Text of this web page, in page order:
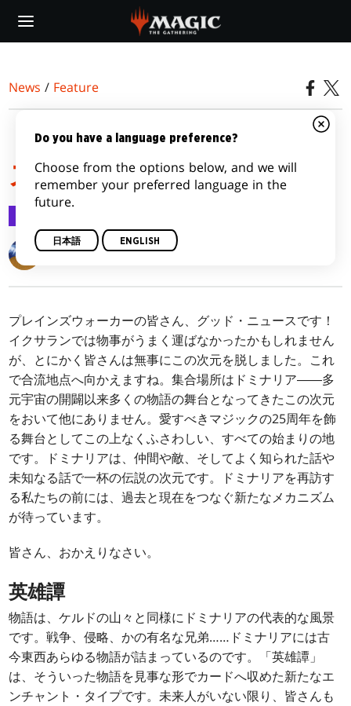
main
News / Feature
『ドミナリア』のメカニ
ズム
Matt Tabak
プレインズウォーカーの皆さん、グッド・ニュースです！
イクサランでは物事がうまく運ばなかったかもしれません
が、とにかく皆さんは無事にこの次元を脱しました。これ
で合流地点へ向かえますね。集合場所はドミナリア――多
元宇宙の開闢以来多くの物語の舞台となってきたこの次元
をおいて他にありません。愛すべきマジックの25周年を飾
る舞台としてこの上なくふさわしい、すべての始まりの地
です。ドミナリアは、仲間や敵、そしてよく知られた話や
未知なる話で一杯の伝説の次元です。ドミナリアを再訪す
る私たちの前には、過去と現在をつなぐ新たなメカニズム
が待っています。
皆さん、おかえりなさい。
英雄譚
物語は、ケルドの山々と同様にドミナリアの代表的な風景
です。戦争、侵略、かの有名な兄弟……ドミナリアには古
今東西あらゆる物語が詰まっているのです。「英雄譚」
は、そういった物語を見事な形でカードへ収めた新たなエ
ンチャント・タイプです。未来人がいない限り、皆さんも
Do you have a language preference?
Choose from the options below, and we will
remember your preferred language in the
future.
日本語 ENGLISH